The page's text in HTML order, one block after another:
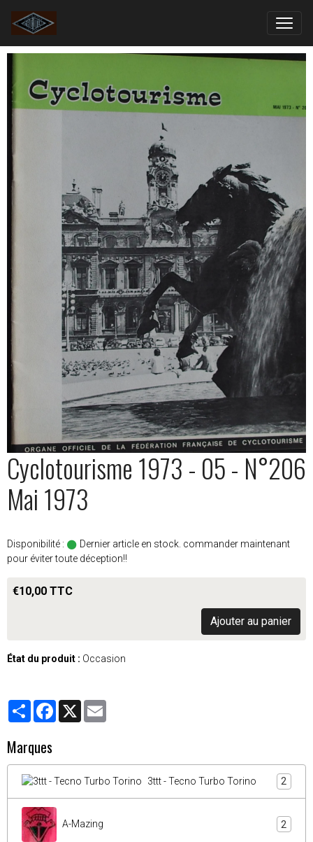
Cyclotourisme 1973 - 05 - N°206
Mai 1973
Disponibilité :
Dernier article en stock. commander maintenant
pour éviter toute déception!!
€10,00 TTC
Ajouter au panier
État du produit : Occasion
PartagerFacebook
X
Marques
3ttt - Tecno Turbo Torino 2
A-Mazing 2